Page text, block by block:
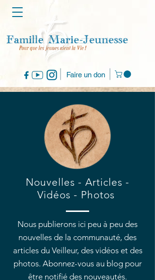
Faire un don
Nouvelles - Articles -
Vidéos - Photos
Nous publierons ici peu à peu des
nouvelles de la communauté, des
articles du Veilleur, des vidéos et des
photos. Abonnez-vous au blog pour
être notifié des nouveautés.